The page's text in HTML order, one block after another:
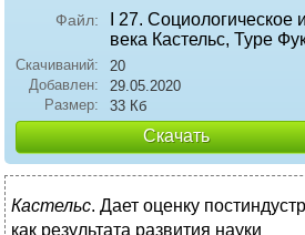
Файл:
I 27. Социологическое
века Кастельс, Туре
Скачиваний:
20
Добавлен:
29.05.2020
Размер:
33 Кб
Скачать
Кастельс. Дает оценку
как результата развития науки